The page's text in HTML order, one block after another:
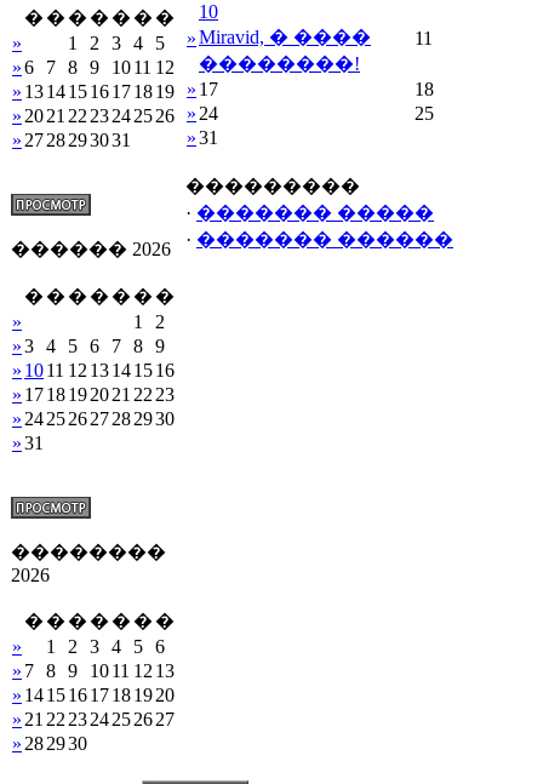
� � � � � � �
»
1 2 3 4
5
»6 7 8 9 1011 12
» 13141516171819
» 2021 22 23242526
» 2728293031
������ 2026
� � � � � � �
»
1
2
»3 4 5 6 7 8 9
» 1011 12 13141516
» 1718192021 22 23
» 24252627282930
»31
��������
2026
� � � � � � �
»
1 2 3 4 5 6
» 7 8 9 1011 12 13
» 14151617181920
» 21 22 2324252627
» 282930
»
10
Miravid, � ����
��������!
11
» 17
18
» 24
25
»31
���������
· ������� �����
· ������� ������